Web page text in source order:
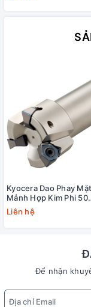
Kyocera Dao Phay
Mảnh Hợp Kim Phi 50
MFWN90050R-S32-3T
Liên hệ
Để nhận